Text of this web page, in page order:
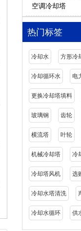
空调冷却塔
热门标签
冷却水 方形冷
冷却循环水 电
更换冷却塔填料
玻璃钢 齿轮
横流塔 叶轮
机械冷却塔 冷
冷却塔风机 选
冷却水塔清洗
冷却水循环 供